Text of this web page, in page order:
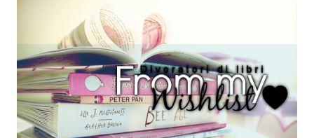
di dire in un libro? Ad esempio, i capelli arruffati . TUTTI I
RAGAZZI nei libri hanno i capelli arruffati. Vabbè, c'è crisi, il
pettine costa. Dovrei regalarglielo io uno. O magari del gel.
Fatto sta che nella realtà i ragazzi con i capelli così
sembrano degli scappati di casa. Ah, poi ci sono le ciocche
ribelli. Che monelli, che trasgry. Oppure tutti i personaggi
dei libri sono dei grandi lettori, fatto sta che io non ho mai